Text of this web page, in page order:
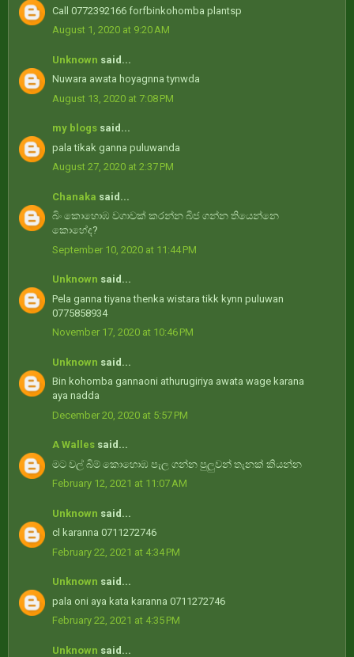
Call 0772392166 forfbinkohomba plantsp
August 1, 2020 at 9:20 AM
Unknown said...
Nuwara awata hoyagnna tynwda
August 13, 2020 at 7:08 PM
my blogs said...
pala tikak ganna puluwanda
August 27, 2020 at 2:37 PM
Chanaka said...
බිං කොහොඹ වගාවක් කරන්න බීජ ගන්න තියෙන්නෙ
කොහේද?
September 10, 2020 at 11:44 PM
Unknown said...
Pela ganna tiyana thenka wistara tikk kynn puluwan
0775858934
November 17, 2020 at 10:46 PM
Unknown said...
Bin kohomba gannaoni athurugiriya awata wage karana
aya nadda
December 20, 2020 at 5:57 PM
A Walles said...
මට වල් බිම් කොහොඹ පැල ගන්න පුලුවන් තැනක් කියන්න
February 12, 2021 at 11:07 AM
Unknown said...
cl karanna 0711272746
February 22, 2021 at 4:34 PM
Unknown said...
pala oni aya kata karanna 0711272746
February 22, 2021 at 4:35 PM
Unknown said...